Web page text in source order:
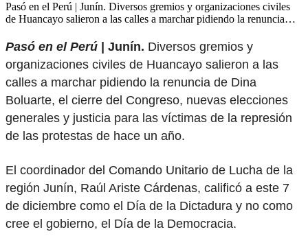
Pasó en el Perú | Junín. Diversos gremios y organizaciones civiles
de Huancayo salieron a las calles a marchar pidiendo la renuncia…
Pasó en el Perú | Junín. Diversos gremios y
organizaciones civiles de Huancayo salieron a las
calles a marchar pidiendo la renuncia de Dina
Boluarte, el cierre del Congreso, nuevas elecciones
generales y justicia para las víctimas de la represión
de las protestas de hace un año.
El coordinador del Comando Unitario de Lucha de la
región Junín, Raúl Ariste Cárdenas, calificó a este 7
de diciembre como el Día de la Dictadura y no como
cree el gobierno, el Día de la Democracia.